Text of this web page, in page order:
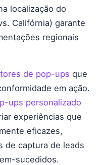
localização do
Califórnia) garante
regionais
de pop-ups que
em ação.
ups personalizado
experiências que
eficazes,
de captura de leads
sucedidos.